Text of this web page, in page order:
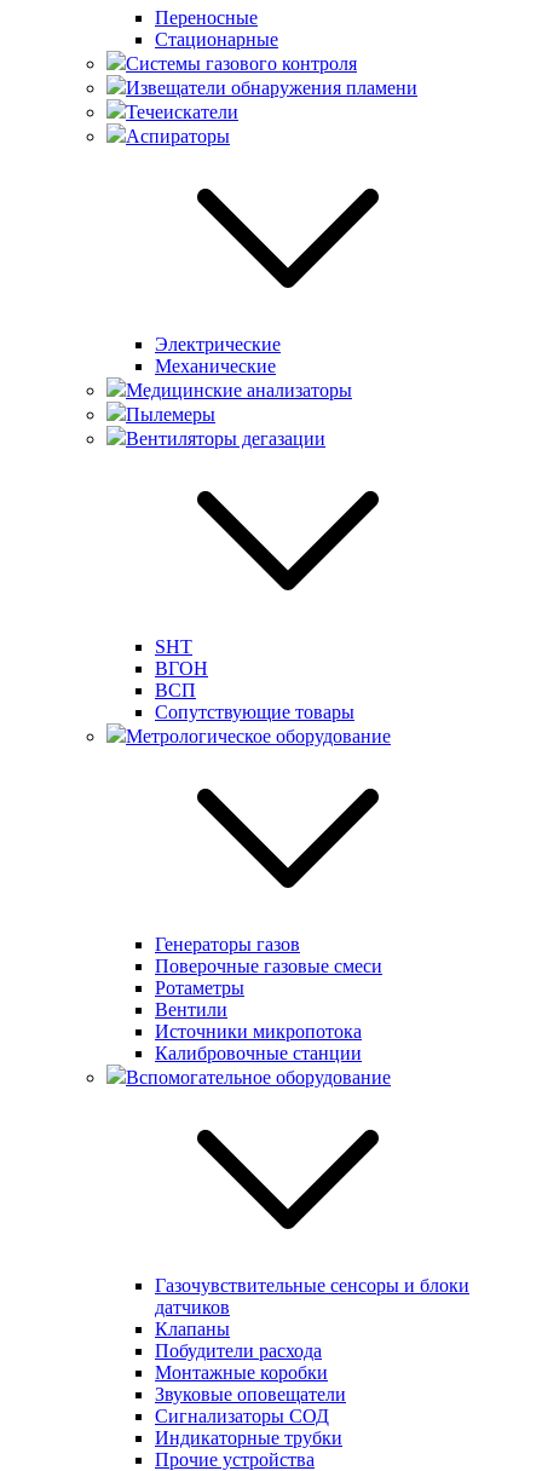
Переносные
Стационарные
Системы газового контроля
Извещатели обнаружения пламени
Течеискатели
Аспираторы
Электрические
Механические
Медицинские анализаторы
Пылемеры
Вентиляторы дегазации
SHT
ВГОН
ВСП
Сопутствующие товары
Метрологическое оборудование
Генераторы газов
Поверочные газовые смеси
Ротаметры
Вентили
Источники микропотока
Калибровочные станции
Вспомогательное оборудование
Газочувствительные сенсоры и блоки
датчиков
Клапаны
Побудители расхода
Монтажные коробки
Звуковые оповещатели
Сигнализаторы СОД
Индикаторные трубки
Прочие устройства